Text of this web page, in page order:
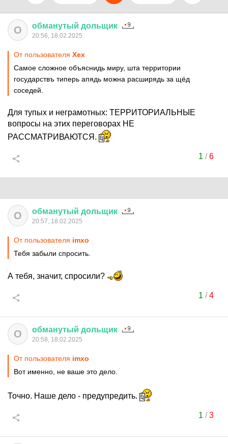
О обманутый дольщик
20:56, 18.02.2025
От пользователя Хех
Самое сложное объяснидь миру, шта территории
государствъ типерь апядь можна расширядь за щёд
соседей.
Для тупых и неграмотных: ТЕРРИТОРИАЛЬНЫЕ
вопросы на этих переговорах НЕ
РАССМАТРИВАЮТСЯ.
1 /6
О обманутый дольщик
20:57, 18.02.2025
От пользователя imxo
Тебя забыли спросить.
А тебя, значит, спросили?
1 /4
О обманутый дольщик
20:58, 18.02.2025
От пользователя imxo
Вот именно, не ваше это дело.
Точно. Наше дело - предупредить.
1 /3